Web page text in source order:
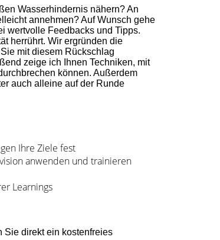
Wasserhindernis nähern? An
annehmen? Auf Wunsch gehe
wertvolle Feedbacks und Tipps.
herrührt. Wir ergründen die
mit diesem Rückschlag
zeige ich Ihnen Techniken, mit
können. Außerdem
auch alleine auf der Runde
Ihre Ziele fest
anwenden und trainieren
Learnings
Sie direkt ein kostenfreies